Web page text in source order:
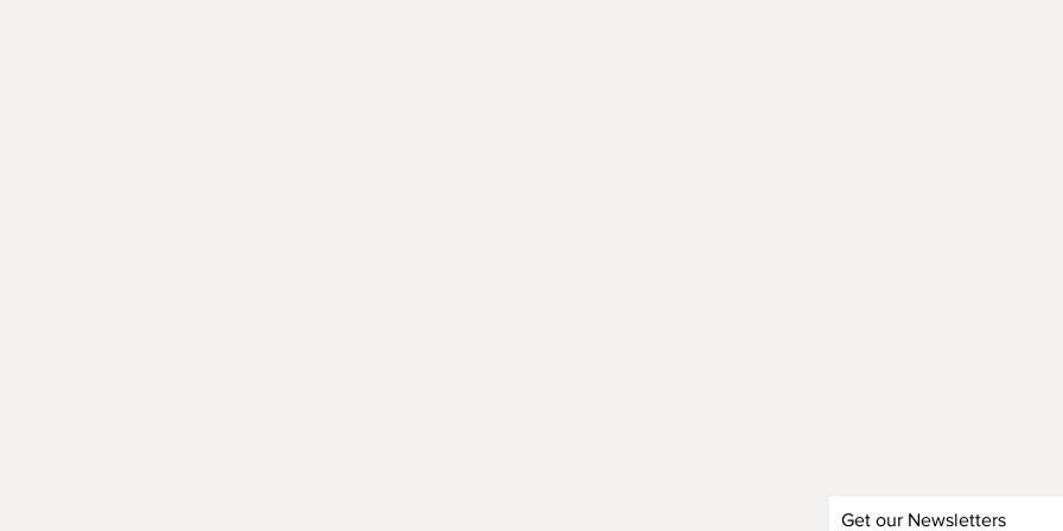
Get our Newsletters